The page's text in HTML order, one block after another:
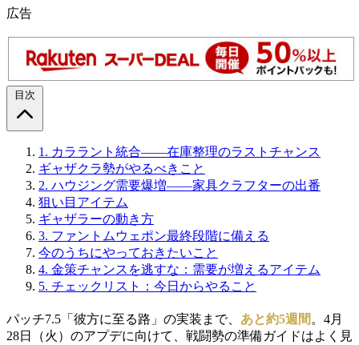
広告
目次
1. カララント統合――在庫整理のラストチャンス
ギャザクラ勢がやるべきこと
2. ハウジング需要爆増――家具クラフターの出番
狙い目アイテム
ギャザラーの動き方
3. ファントムウェポン最終段階に備える
今のうちにやっておきたいこと
4. 金策チャンスを逃すな：需要が増えるアイテム
5. チェックリスト：今日からやること
パッチ7.5「彼方に至る路」の実装まで、 あと約5週間 。4月
28日（火）のアプデに向けて、戦闘勢の準備ガイドはよく見